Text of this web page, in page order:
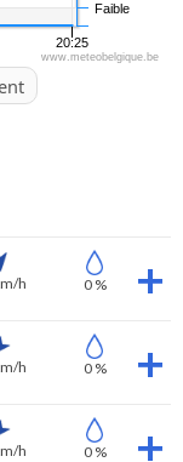
20:25
Faible
www.meteobelgique.be
h 0 %
h 0 %
h 0 %